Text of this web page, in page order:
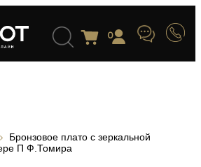
0
Бронзовое плато с зеркальной
П Ф.Томира